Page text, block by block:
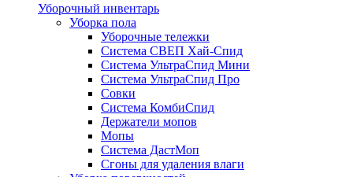
Уборочный инвентарь
Уборка пола
Уборочные тележки
Система СВЕП Хай-Спид
Система УльтраСпид Мини
Система УльтраСпид Про
Совки
Система КомбиСпид
Держатели мопов
Мопы
Система ДастМоп
Сгоны для удаления влаги